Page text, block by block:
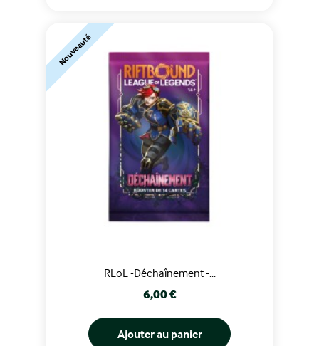
RLoL -Déchaînement -...
Prix
6,00 €
Ajouter au panier
Nouveauté